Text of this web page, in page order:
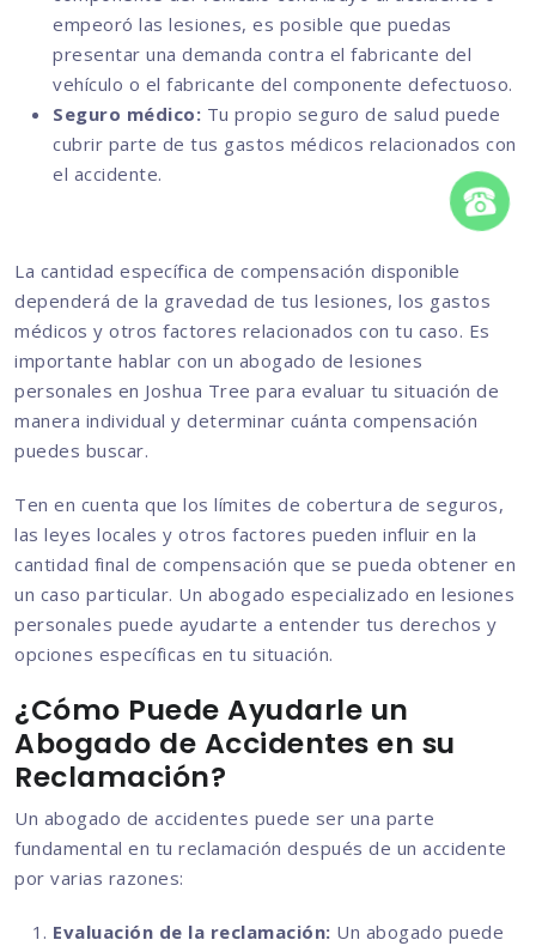
empeoró las lesiones, es posible que puedas
presentar una demanda contra el fabricante del
vehículo o el fabricante del componente defectuoso.
Seguro médico: Tu propio seguro de salud puede
cubrir parte de tus gastos médicos relacionados con
el accidente.
La cantidad específica de compensación disponible
dependerá de la gravedad de tus lesiones, los gastos
médicos y otros factores relacionados con tu caso. Es
importante hablar con un abogado de lesiones
personales en Joshua Tree para evaluar tu situación de
manera individual y determinar cuánta compensación
puedes buscar.
Ten en cuenta que los límites de cobertura de seguros,
las leyes locales y otros factores pueden influir en la
cantidad final de compensación que se pueda obtener en
un caso particular. Un abogado especializado en lesiones
personales puede ayudarte a entender tus derechos y
opciones específicas en tu situación.
¿Cómo Puede Ayudarle un
Abogado de Accidentes en su
Reclamación?
Un abogado de accidentes puede ser una parte
fundamental en tu reclamación después de un accidente
por varias razones:
Evaluación de la reclamación: Un abogado puede